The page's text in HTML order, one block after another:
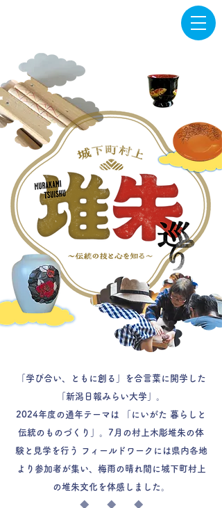
「学び合い、ともに創る」を合言葉に開学した
「新潟日報みらい大学」。
2024年度の通年テーマは 「にいがた 暮らしと
伝統のものづくり」。7月の村上木彫堆朱の体
験と見学を行う フィールドワークには県内各地
より参加者が集い、梅雨の晴れ間に城下町村上
の堆朱文化を体感しました。
◆ ◆ ◆